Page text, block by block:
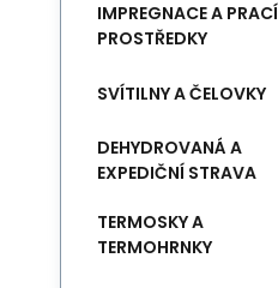
IMPREGNACE A PRACÍ
PROSTŘEDKY
SVÍTILNY A ČELOVKY
DEHYDROVANÁ A
EXPEDIČNÍ STRAVA
TERMOSKY A
TERMOHRNKY